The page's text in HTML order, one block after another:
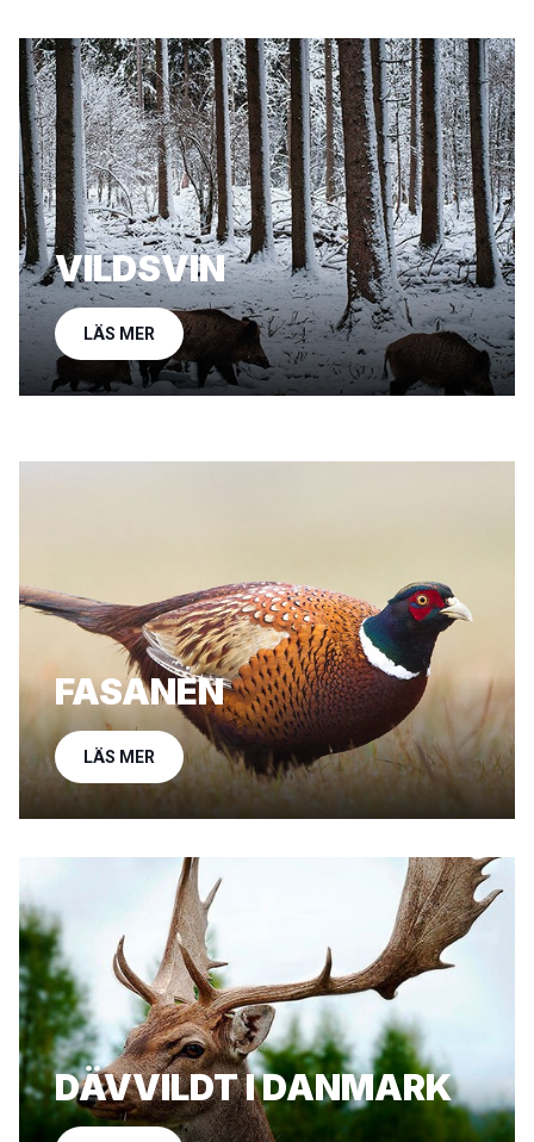
VILDSVIN
LÄS MER
FASANEN
LÄS MER
DÄVVILDT I DANMARK